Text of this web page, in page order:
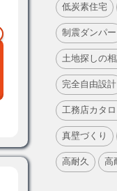
低炭素住宅
制震ダンパー
土地探しの相
完全自由設計
工務店カタ
真壁づくり
高耐久 高